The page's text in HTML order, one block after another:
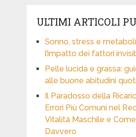
ULTIMI ARTICOLI
Sonno, stress e
l’impatto dei fattori
Pelle lucida e grassa:
alle buone abitudini
Il Paradosso della
Errori Più Comuni nel
Vitalità Maschile e
Davvero